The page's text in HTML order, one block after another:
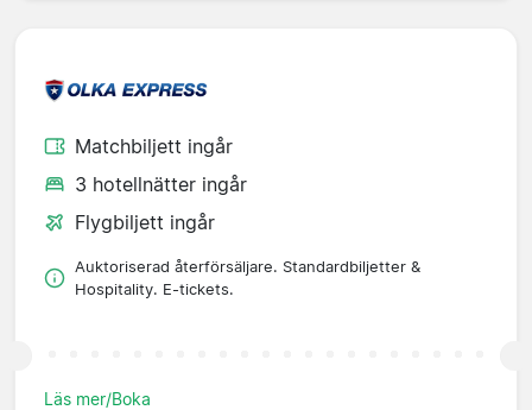
Matchbiljett ingår
3 hotellnätter ingår
Flygbiljett ingår
Auktoriserad återförsäljare. Standardbiljetter &
Hospitality. E-tickets.
Läs mer/Boka